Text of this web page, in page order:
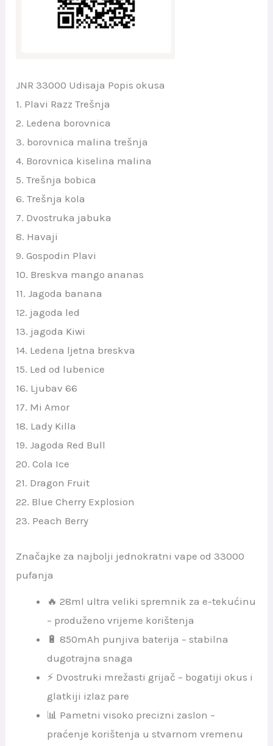
JNR 33000 Udisaja Popis okusa
1. Plavi Razz Trešnja
2. Ledena borovnica
3. borovnica malina trešnja
4. Borovnica kiselina malina
5. Trešnja bobica
6. Trešnja kola
7. Dvostruka jabuka
8. Havaji
9. Gospodin Plavi
10. Breskva mango ananas
11. Jagoda banana
12. jagoda led
13. jagoda Kiwi
14. Ledena ljetna breskva
15. Led od lubenice
16. Ljubav 66
17. Mi Amor
18. Lady Killa
19. Jagoda Red Bull
20. Cola Ice
21. Dragon Fruit
22. Blue Cherry Explosion
23. Peach Berry
Značajke za najbolji jednokratni vape od 33000
pufanja
🔥 28ml ultra veliki spremnik za e-tekućinu
– produženo vrijeme korištenja
🔋 850mAh punjiva baterija – stabilna
dugotrajna snaga
⚡ Dvostruki mrežasti grijač – bogatiji okus i
glatkiji izlaz pare
📊 Pametni visoko precizni zaslon –
praćenje korištenja u stvarnom vremenu